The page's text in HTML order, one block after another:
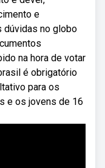
e
dúvidas no globo
na hora de votar
é obrigatório
para os
e os jovens de 16